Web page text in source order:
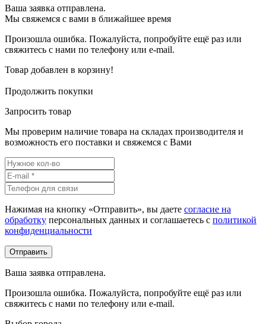
Ваша заявка отправлена.
Мы свяжемся с вами в ближайшее время
Произошла ошибка. Пожалуйста, попробуйте ещё раз или
свяжитесь с нами по телефону или e-mail.
Товар добавлен в корзину!
Продолжить покупки
Запросить товар
Мы проверим наличие товара на складах производителя и
возможность его поставки и свяжемся с Вами
Нажимая на кнопку «Отправить», вы даете согласие на
обработку персональных данных и соглашаетесь c политикой
конфиденциальности
Ваша заявка отправлена.
Произошла ошибка. Пожалуйста, попробуйте ещё раз или
свяжитесь с нами по телефону или e-mail.